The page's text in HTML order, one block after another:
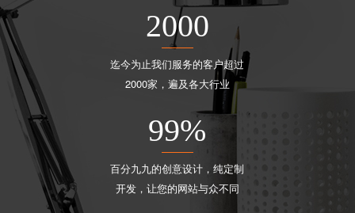
2000
迄今为止我们服务的客户超过
2000家，遍及各大行业
99%
百分九九的创意设计，纯定制
开发，让您的网站与众不同